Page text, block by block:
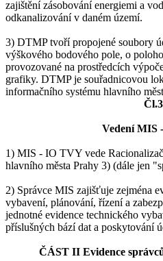
zajištění zásobování energiemi a
odkanalizování v daném území.
3) DTMP tvoří propojené soubory
výškového bodového pole, o
provozované na prostředcích
grafiky. DTMP je souřadnicovou
informačního systému hlavního
Čl.3
Vedení MIS
1) MIS - IO TVY vede
hlavního města Prahy 3) (dále jen
2) Správce MIS zajišťuje zejména
vybavení, plánování, řízení a
jednotné evidence technického
příslušných bází dat a poskytování
ČÁST II Evidence